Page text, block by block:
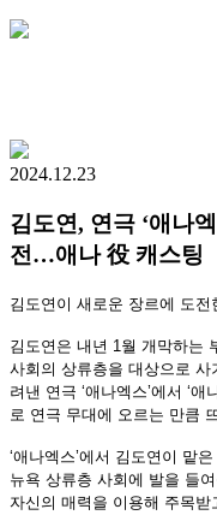
2024.12.23
김도연, 연극 ‘애나
전…애나 役 캐스팅
김도연이 새로운 장르에 도전
김도연은 내년 1월 개막하는
사회의 상류층을 대상으로 사
려낸 연극 ‘애나엑스’에서 ‘
로 연극 무대에 오르는 만큼
‘애나엑스’에서 김도연이 맡
뉴욕 상류층 사회에 발을 들
자신의 매력을 이용해 주목